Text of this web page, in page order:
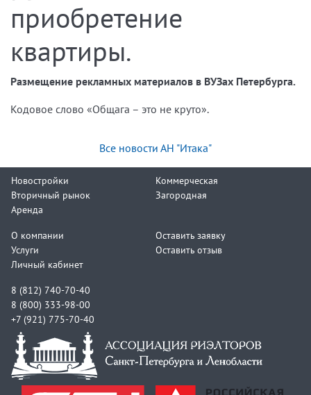
приобретение
квартиры.
Размещение рекламных материалов в ВУЗах Петербурга.
Кодовое слово «Общага – это не круто».
Все новости АН "Итака"
Новостройки
Вторичный рынок
Аренда
Коммерческая
Загородная
О компании
Услуги
Личный кабинет
Оставить заявку
Оставить отзыв
8 (812) 740-70-40
8 (800) 333-98-00
+7 (921) 775-70-40